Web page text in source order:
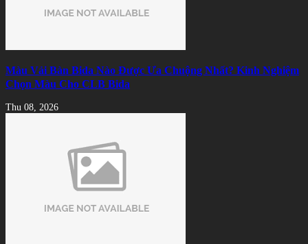
Màu Vải Bàn Bida Nào Được Ưa Chuộng Nhất? Kinh Nghiệm
Chọn Màu Cho CLB Bida
Thu 08, 2026